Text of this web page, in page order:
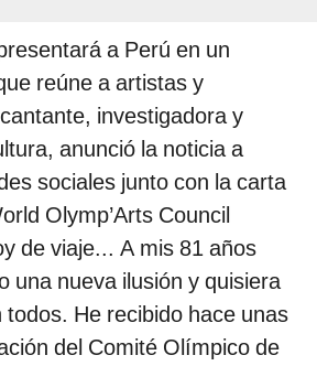
a Perú en un
reúne a artistas y
investigadora y
anunció la noticia a
sociales junto con la carta
Olymp’Arts Council
de viaje... A mis 81 años
una nueva ilusión y quisiera
He recibido hace unas
del Comité Olímpico de